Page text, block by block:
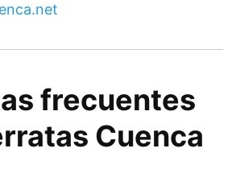
frecuentes
Cuenca